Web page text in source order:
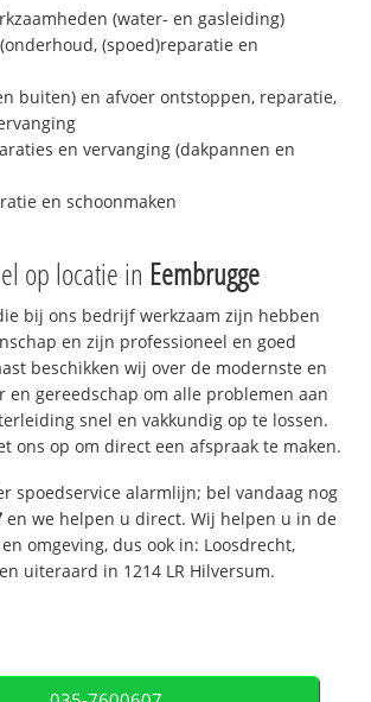
(water- en gasleiding)
(spoed)reparatie en
buiten) en afvoer ontstoppen, reparatie,
en vervanging (dakpannen en
en schoonmaken
op locatie in Eembrugge
bij ons bedrijf werkzaam zijn hebben
en zijn professioneel en goed
beschikken wij over de modernste en
en gereedschap om alle problemen aan
snel en vakkundig op te lossen.
ons op om direct een afspraak te maken.
spoedservice alarmlijn; bel vandaag nog
en we helpen u direct. Wij helpen u in de
omgeving, dus ook in: Loosdrecht,
uiteraard in 1214 LR Hilversum.